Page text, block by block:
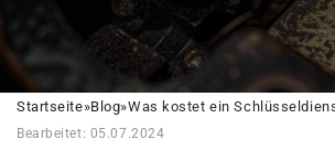
Startseite»Blog»Was kostet ein
Bearbeitet: 05.07.2024